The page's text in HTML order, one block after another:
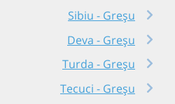
Sibiu - Greșu
Deva - Greșu
Turda - Greșu
Tecuci - Greșu